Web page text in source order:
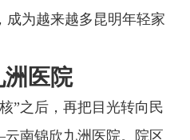
成为越来越多昆明年轻家
医院
”之后，再把目光转向民
南锦欣九洲医院。院区